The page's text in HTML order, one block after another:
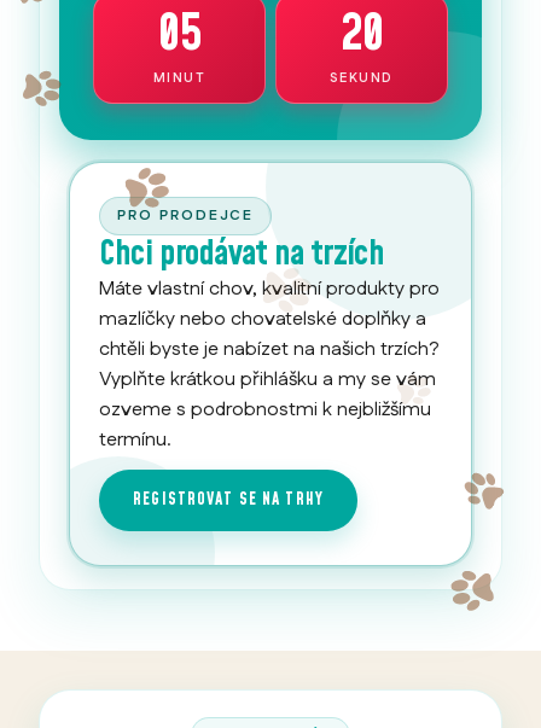
05
MINUT
19
SEKUND
PRO PRODEJCE
Chci prodávat na trzích
Máte vlastní chov, kvalitní produkty pro
mazlíčky nebo chovatelské doplňky a
chtěli byste je nabízet na našich trzích?
Vyplňte krátkou přihlášku a my se vám
ozveme s podrobnostmi k nejbližšímu
termínu.
REGISTROVAT SE NA TRHY